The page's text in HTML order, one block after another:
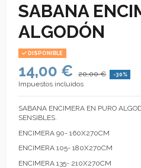
SABANA
ALGODÓN
DISPONIBLE
14,00 € 20,00 € -30%
Impuestos incluidos
SABANA ENCIMERA EN PURO
SENSIBLES.
ENCIMERA 90- 160X270CM
ENCIMERA 105- 180X270CM
ENCIMERA 135- 210X270CM